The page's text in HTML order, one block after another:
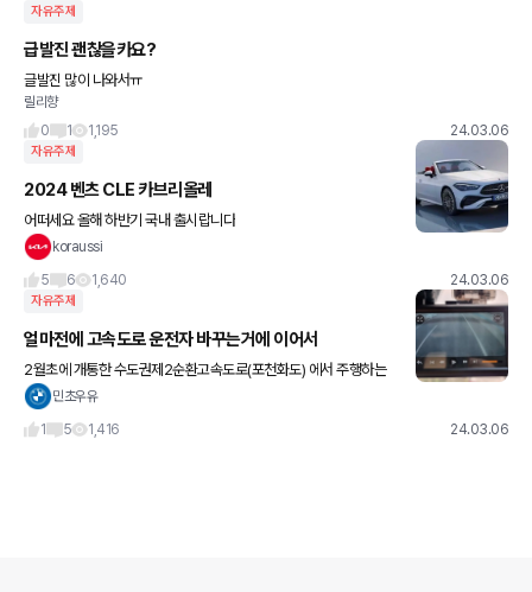
자유주제
급발진 괜찮을카요?
글발진 많이 나와서ㅠ
릴리향
0
1 1,195 24.03.06
자유주제
2024 벤츠 CLE 카브리올레
어떠세요 올해 하반기 국내 출시랍니다
koraussi
5
6 1,640 24.03.06
자유주제
얼마전에 고속도로 운전자 바꾸는거에 이어서
2월초에 개통한 수도권제2순환고속도로(포천화도) 에서 주행하는
데 고속도로 ic 지나는데 k5차량이 후진하네요;; 블박영상 올리고싶
민초우유
1
5 1,416 24.03.06